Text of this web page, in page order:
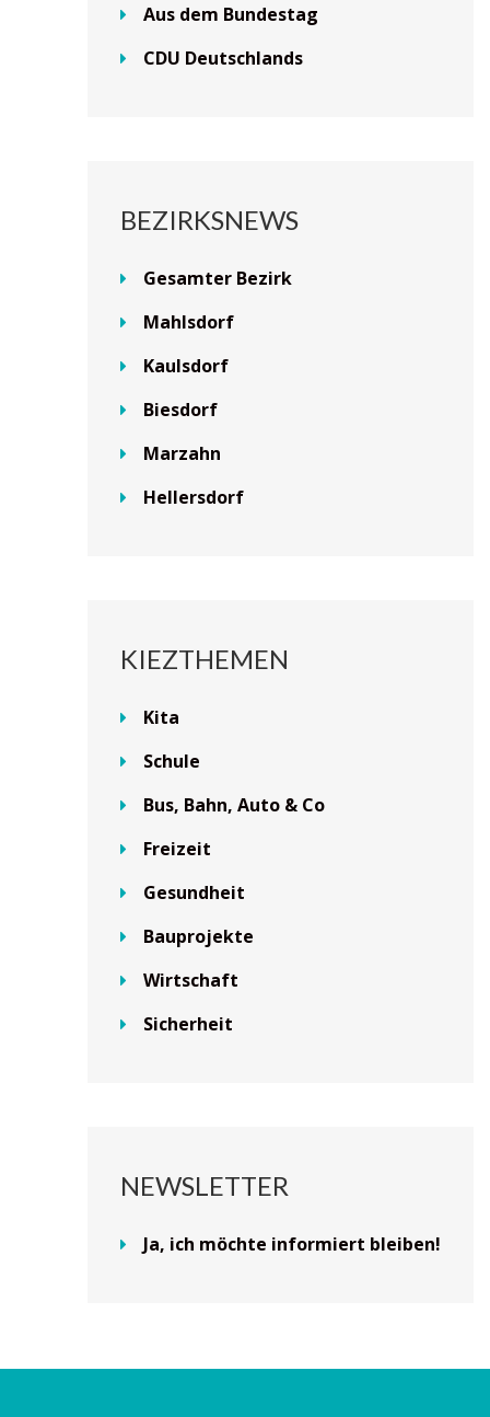
Aus dem Bundestag
CDU Deutschlands
BEZIRKSNEWS
Gesamter Bezirk
Mahlsdorf
Kaulsdorf
Biesdorf
Marzahn
Hellersdorf
KIEZTHEMEN
Kita
Schule
Bus, Bahn, Auto & Co
Freizeit
Gesundheit
Bauprojekte
Wirtschaft
Sicherheit
NEWSLETTER
Ja, ich möchte informiert bleiben!